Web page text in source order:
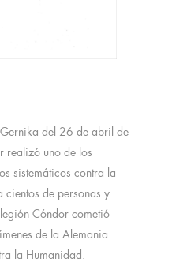
del 26 de abril de
realizó uno de los
sistemáticos contra la
de personas y
Cóndor cometió
de la Alemania
la Humanidad.